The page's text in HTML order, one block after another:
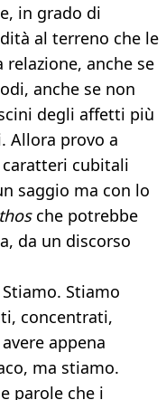
in grado di
al terreno che le
anche se
anche se non
degli affetti più
Allora provo a
caratteri cubitali
saggio ma con lo
che potrebbe
da un discorso
Stiamo
concentrati,
appena
ma stiamo.
parole che i